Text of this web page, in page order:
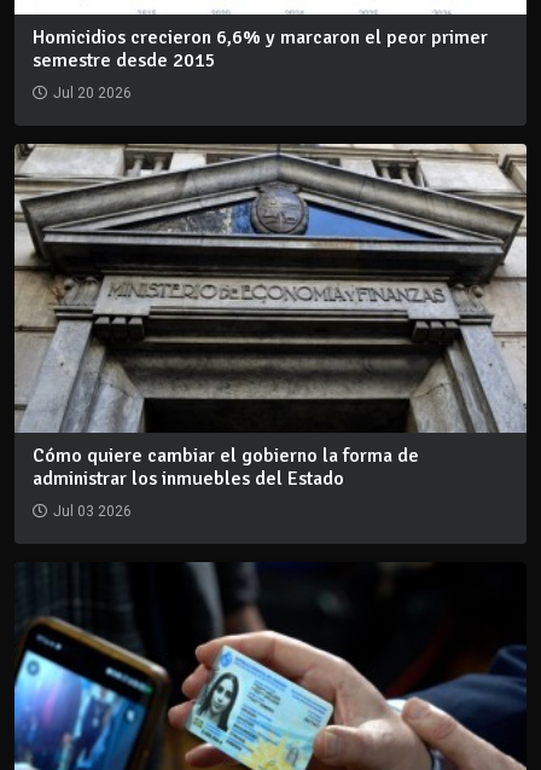
Homicidios crecieron 6,6% y marcaron el peor primer
semestre desde 2015
Jul 20 2026
Cómo quiere cambiar el gobierno la forma de
administrar los inmuebles del Estado
Jul 03 2026